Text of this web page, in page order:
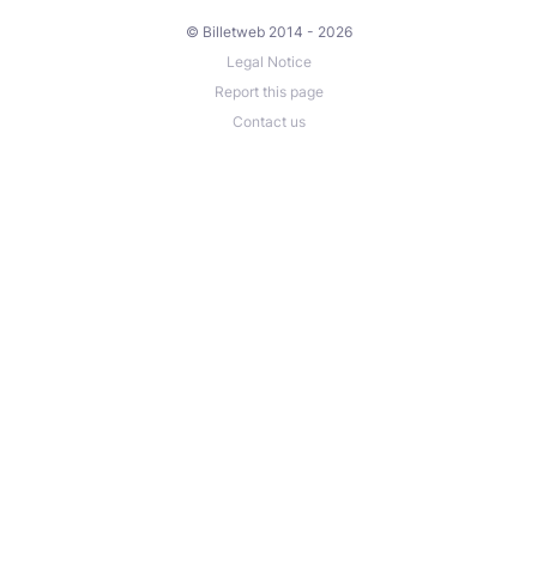
© Billetweb 2014 - 2026
Legal Notice
Report this page
Contact us